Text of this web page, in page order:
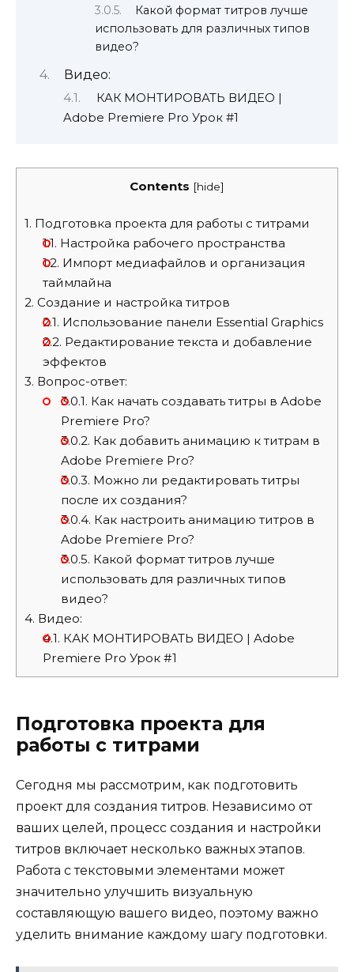
Какой формат титров лучше
использовать для различных типов
видео?
Видео:
КАК МОНТИРОВАТЬ ВИДЕО |
Adobe Premiere Pro Урок #1
Contents [hide]
1. Подготовка проекта для работы с титрами
1.1. Настройка рабочего пространства
1.2. Импорт медиафайлов и организация
таймлайна
2. Создание и настройка титров
2.1. Использование панели Essential Graphics
2.2. Редактирование текста и добавление
эффектов
3. Вопрос-ответ:
3.0.1. Как начать создавать титры в Adobe
Premiere Pro?
3.0.2. Как добавить анимацию к титрам в
Adobe Premiere Pro?
3.0.3. Можно ли редактировать титры
после их создания?
3.0.4. Как настроить анимацию титров в
Adobe Premiere Pro?
3.0.5. Какой формат титров лучше
использовать для различных типов
видео?
4. Видео:
4.1. КАК МОНТИРОВАТЬ ВИДЕО | Adobe
Premiere Pro Урок #1
Подготовка проекта для
работы с титрами
Сегодня мы рассмотрим, как подготовить
проект для создания титров. Независимо от
ваших целей, процесс создания и настройки
титров включает несколько важных этапов.
Работа с текстовыми элементами может
значительно улучшить визуальную
составляющую вашего видео, поэтому важно
уделить внимание каждому шагу подготовки.